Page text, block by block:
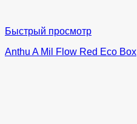
Быстрый просмотр
Anthu A Mil Flow Red Eco Box